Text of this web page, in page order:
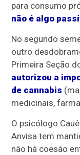
para consumo
não é algo
No segundo
outro
Primeira Seção
autorizou a
de cannabis
medicinais,
O psicólogo
Anvisa tem
não há coesão